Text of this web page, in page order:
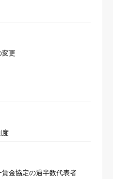
変更
度
金協定の過半数代表者